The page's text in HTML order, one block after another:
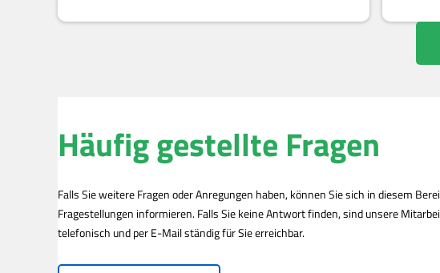
Häufig gestellte Fragen
Falls Sie weitere Fragen oder Anregungen haben, können Sie sich in diesem
Fragestellungen informieren. Falls Sie keine Antwort finden, sind unsere
telefonisch und per E-Mail ständig für Sie erreichbar.